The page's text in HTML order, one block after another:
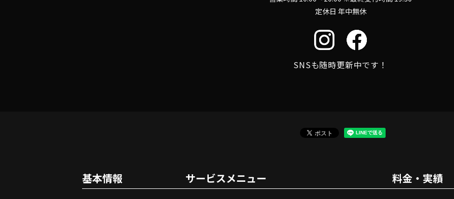
定休日 年中無休
SNSも随時更新中です！
基本情報 サービスメニュー 料金・実績